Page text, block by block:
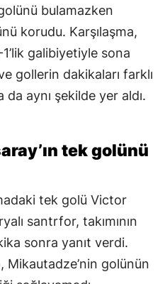
bulamazken
korudu. Karşılaşma,
galibiyetiyle sona
gollerin dakikaları farklı
da aynı şekilde yer aldı.
tek golünü
tek golü Victor
santrfor, takımının
sonra yanıt verdi.
Mikautadze’nin golünün